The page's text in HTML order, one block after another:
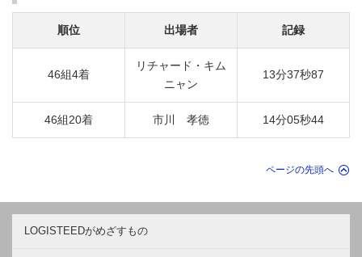
順位 出場者 記録
46組4着
リチャード・キム
ニャン
13分37秒87
46組20着 市川 孝徳 14分05秒44
ページの先頭へ
LOGISTEEDがめざすもの